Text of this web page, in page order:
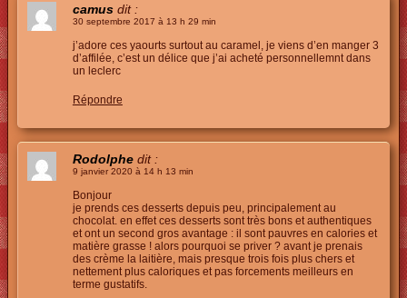
camus dit :
30 septembre 2017 à 13 h 29 min
j’adore ces yaourts surtout au caramel, je viens d’en manger 3
d’affilée, c’est un délice que j’ai acheté personnellemnt dans
un leclerc
Répondre
Rodolphe dit :
9 janvier 2020 à 14 h 13 min
Bonjour
je prends ces desserts depuis peu, principalement au
chocolat. en effet ces desserts sont très bons et authentiques
et ont un second gros avantage : il sont pauvres en calories et
matière grasse ! alors pourquoi se priver ? avant je prenais
des crème la laitière, mais presque trois fois plus chers et
nettement plus caloriques et pas forcements meilleurs en
terme gustatifs.